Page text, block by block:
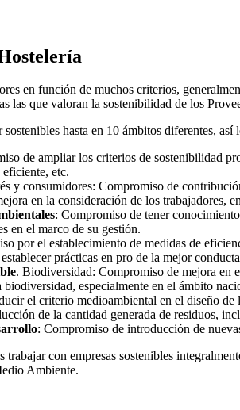
en función de muchos criterios,
las que valoran la sostenibilidad de los
hasta en 10 ámbitos diferentes, así
de ampliar los criterios de sostenibilidad
etc.
y consumidores: Compromiso de
en la consideración de los trabajadores,
: Compromiso de tener
en el marco de su gestión.
por el establecimiento de medidas de
prácticas en pro de la mejor
. Biodiversidad: Compromiso de mejora en
especialmente en el ámbito
el criterio medioambiental en el diseño
de la cantidad generada de residuos,
: Compromiso de introducción de
con empresas sostenibles
Ambiente.